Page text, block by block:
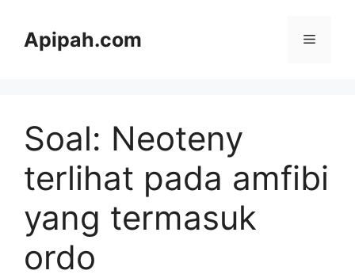
Apipah.com Menu
Soal: Neoteny
terlihat pada amfibi
yang termasuk
ordo